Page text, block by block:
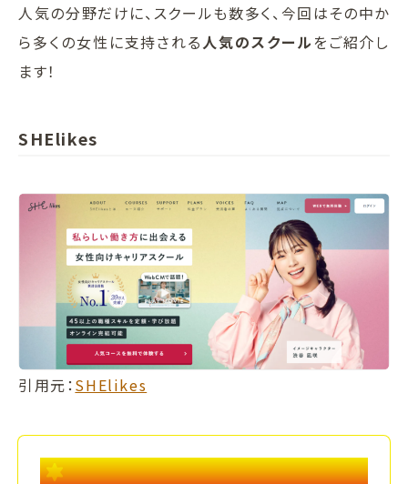
人気の分野だけに、スクールも数多く、今回はその中か
ら多くの女性に支持される人気のスクール をご紹介し
ます！
SHElikes
引用元： SHElikes
スクールの特徴